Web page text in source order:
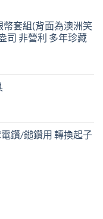
套組(背面為澳洲笑
司 非營利 多年珍藏
電鑽/鎚鑽用 轉換起子